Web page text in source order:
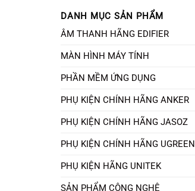
DANH MỤC SẢN PHẨM
ÂM THANH HÃNG EDIFIER
MÀN HÌNH MÁY TÍNH
PHẦN MỀM ỨNG DỤNG
PHỤ KIỆN CHÍNH HÃNG ANKER
PHỤ KIỆN CHÍNH HÃNG JASOZ
PHỤ KIỆN CHÍNH HÃNG UGREEN
PHỤ KIỆN HÃNG UNITEK
SẢN PHẨM CÔNG NGHỆ